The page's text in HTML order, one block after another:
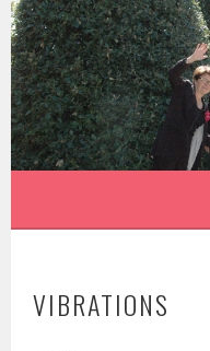
Aller
au
contenu
principal
EURYDICE
CHOEUR DE FEMMES
VIBRATIONS